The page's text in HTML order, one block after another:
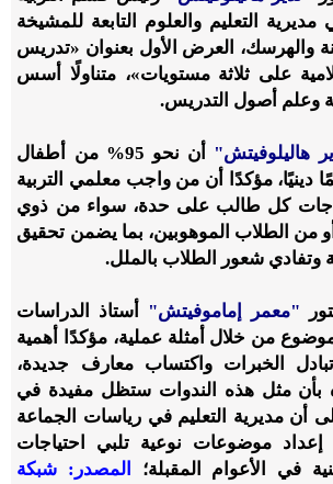
مديرية التعليم والعلوم التابعة للمشيخة
والهرسك، العرض الأول بعنوان «تدريس
على ثلاثة مستويات»، متناولًا أسس
وعلم أصول التدريس.
هاليلوفيتش"
أن نحو 95% من أطفال
دينيًا، مؤكدًا أن من واجب معلمي التربية
كل طالب على حدة، سواء من ذوي
أو من الطلاب الموهوبين، بما يضمن تحقيق
وتفادي شعور الطلاب بالملل.
"معمر إماموفيتش"
أستاذ الدراسات
الموضوع من خلال أمثلة عملية، مؤكدًا أهمية
الخبرات واكتساب معارف جديدة،
بأن مثل هذه الندوات ستظل مفيدة في
أن مديرية التعليم في رياسات الجماعة
إعداد موضوعات نوعية تلبي احتياجات
في الأعوام المقبلة؛
المصدر: شبكة